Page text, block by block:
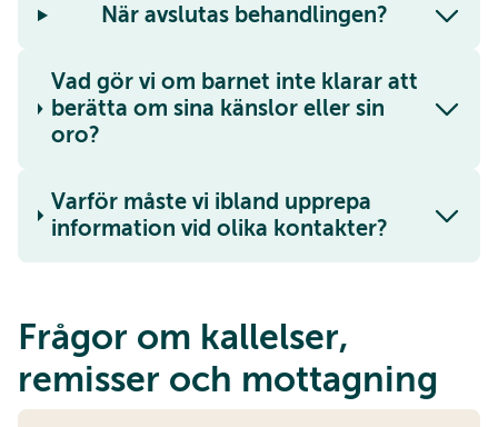
När avslutas behandlingen?
Vad gör vi om barnet inte klarar att
berätta om sina känslor eller sin
oro?
Varför måste vi ibland upprepa
information vid olika kontakter?
Frågor om kallelser,
remisser och mottagning